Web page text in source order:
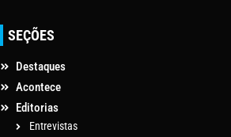
SEÇÕES
Destaques
Acontece
Editorias
Entrevistas